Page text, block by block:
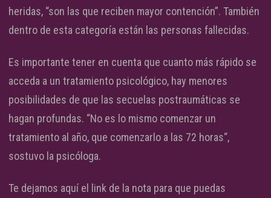
heridas, “son las que reciben mayor contención”. También
dentro de esta categoría están las personas fallecidas.
Es importante tener en cuenta que cuanto más rápido se
acceda a un tratamiento psicológico, hay menores
posibilidades de que las secuelas postraumáticas se
hagan profundas. “No es lo mismo comenzar un
tratamiento al año, que comenzarlo a las 72 horas“,
sostuvo la psicóloga.
Te dejamos aquí el link de la nota para que puedas